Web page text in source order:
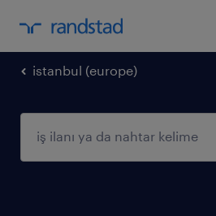
istanbul (europe)